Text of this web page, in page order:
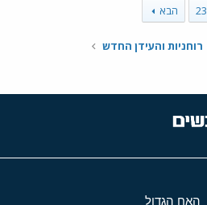
23 הבא
רוחניות והעידן החדש
האח הגדול